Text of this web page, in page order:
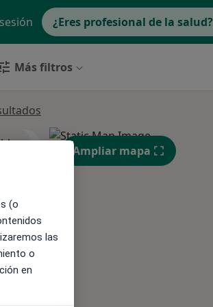
¿Eres profesional de la salud?
Más filtros
Ampliar mapa
(o
las
o
en